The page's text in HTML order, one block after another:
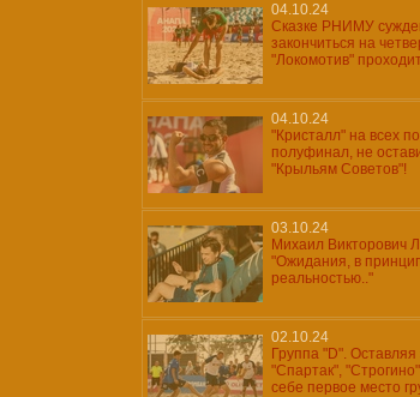
04.10.24
Сказке РНИМУ
закончиться на
"Локомотив"
04.10.24
"Кристалл" на всех
полуфинал, не
"Крыльям Советов"!
03.10.24
Михаил Викторович
"Ожидания, в
реальностью.."
02.10.24
Группа "D". Оставляя
"Спартак",
себе первое место